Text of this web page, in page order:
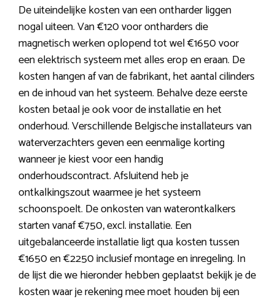
De uiteindelijke kosten van een ontharder liggen
nogal uiteen. Van €120 voor ontharders die
magnetisch werken oplopend tot wel €1650 voor
een elektrisch systeem met alles erop en eraan. De
kosten hangen af van de fabrikant, het aantal cilinders
en de inhoud van het systeem. Behalve deze eerste
kosten betaal je ook voor de installatie en het
onderhoud. Verschillende Belgische installateurs van
waterverzachters geven een eenmalige korting
wanneer je kiest voor een handig
onderhoudscontract. Afsluitend heb je
ontkalkingszout waarmee je het systeem
schoonspoelt. De onkosten van waterontkalkers
starten vanaf €750, excl. installatie. Een
uitgebalanceerde installatie ligt qua kosten tussen
€1650 en €2250 inclusief montage en inregeling. In
de lijst die we hieronder hebben geplaatst bekijk je de
kosten waar je rekening mee moet houden bij een